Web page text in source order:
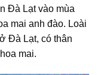
Đà Lạt vào mùa
mai anh đào. Loài
Đà Lạt, có thân
mai.